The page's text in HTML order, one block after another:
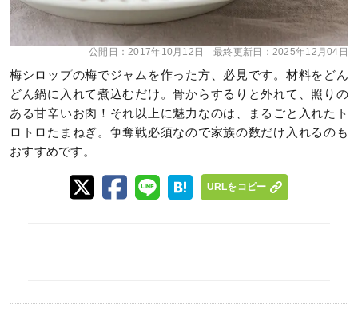
公開日：2017年10月12日 最終更新日： 2025年12月04日
梅シロップの梅でジャムを作った方、必見です。材料をどん
どん鍋に入れて煮込むだけ。骨からするりと外れて、照りの
ある甘辛いお肉！それ以上に魅力なのは、まるごと入れたト
ロトロたまねぎ。争奪戦必須なので家族の数だけ入れるのも
おすすめです。
URLをコピー